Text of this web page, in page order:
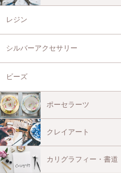
レジン
シルバーアクセサリー
ビーズ
ポーセラーツ
クレイアート
カリグラフィー・書道